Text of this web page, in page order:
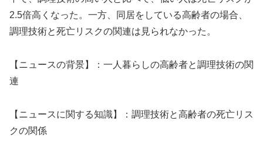
2.5倍高くなった。一方、同居をしている高齢者の場合、
調理技術と死亡リスクの関連は見られなかった。
【ニュースの背景】：一人暮らしの高齢者と調理技術の関
連
【ニュースに関する知識】：調理技術と高齢者の死亡リス
クの関係